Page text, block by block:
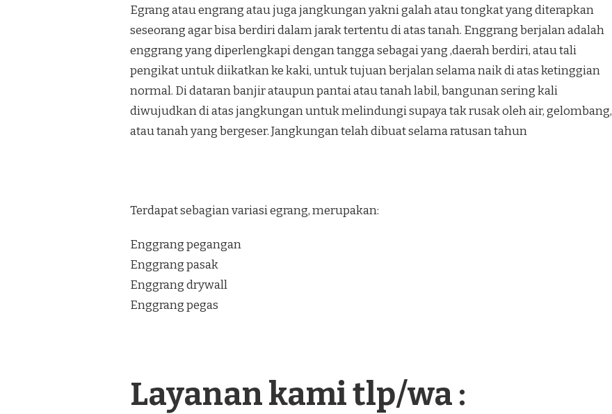
PERMAINAN
TERMURAH
GEDONGTENGEN
Egrang atau engrang atau juga jangkungan yakni galah atau tongkat yang diterapkan
seseorang agar bisa berdiri dalam jarak tertentu di atas tanah. Enggrang berjalan adalah
enggrang yang diperlengkapi dengan tangga sebagai yang ,daerah berdiri, atau tali
pengikat untuk diikatkan ke kaki, untuk tujuan berjalan selama naik di atas ketinggian
normal. Di dataran banjir ataupun pantai atau tanah labil, bangunan sering kali
diwujudkan di atas jangkungan untuk melindungi supaya tak rusak oleh air, gelombang,
atau tanah yang bergeser. Jangkungan telah dibuat selama ratusan tahun
Terdapat sebagian variasi egrang, merupakan:
Enggrang pegangan
Enggrang pasak
Enggrang drywall
Enggrang pegas
Layanan kami tlp/wa :